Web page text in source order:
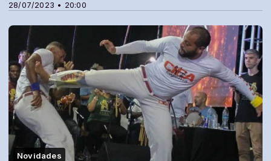
28/07/2023 • 20:00
Novidades